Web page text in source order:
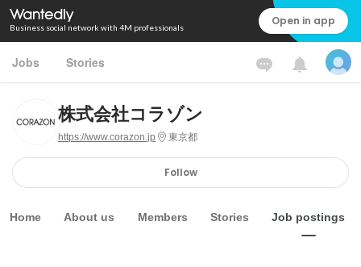
Business social network with 4M professionals Open in app
Jobs Stories
株式会社コラゾン
https://www.corazon.jp 東京都
Follow
Home About us Members Stories Job postings